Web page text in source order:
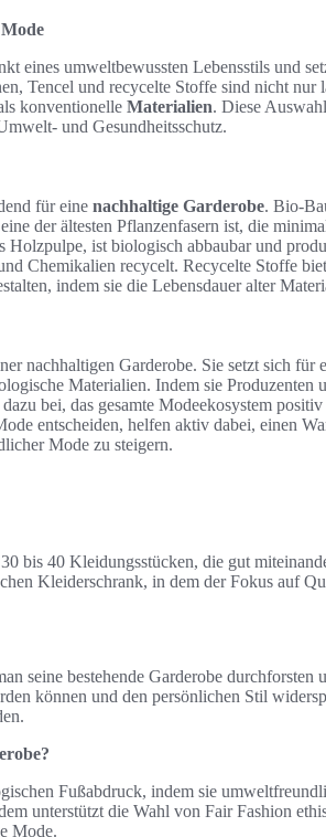
eines umweltbewussten Lebensstils und
Tencel und recycelte Stoffe sind nicht nur
konventionelle Materialien. Diese
und Gesundheitsschutz.
für eine nachhaltige Garderobe. Bio-
der ältesten Pflanzenfasern ist, die
Holzpulpe, ist biologisch abbaubar und
Chemikalien recycelt. Recycelte Stoffe
indem sie die Lebensdauer alter
nachhaltigen Garderobe. Sie setzt sich für
Materialien. Indem sie Produzenten
bei, das gesamte Modeekosystem
entscheiden, helfen aktiv dabei, einen
Mode zu steigern.
bis 40 Kleidungsstücken, die gut
Kleiderschrank, in dem der Fokus auf
seine bestehende Garderobe durchforsten
können und den persönlichen Stil
Fußabdruck, indem sie
unterstützt die Wahl von Fair Fashion
Mode.